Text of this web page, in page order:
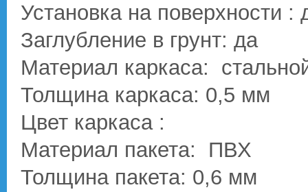
Установка на поверхности :
Заглубление в грунт: да
Материал каркаса:
Толщина каркаса: 0,5 мм
Цвет каркаса :
Материал пакета: ПВХ
Толщина пакета: 0,6 мм